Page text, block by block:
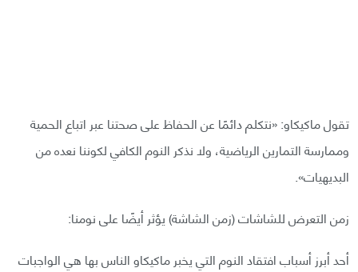
تقول ماكيكاو: «نتكلم دائمًا عن الحفاظ على صحتنا عبر اتباع الحمية
وممارسة التمارين الرياضية، ولا نذكر النوم الكافي لكوننا نعده من
البديهيات».
زمن التعرض للشاشات (زمن الشاشة) يؤثر أيضًا على نومنا:
أحد أبرز أسباب افتقاد النوم التي يخبر ماكيكاو الناس بها هي الواجبات